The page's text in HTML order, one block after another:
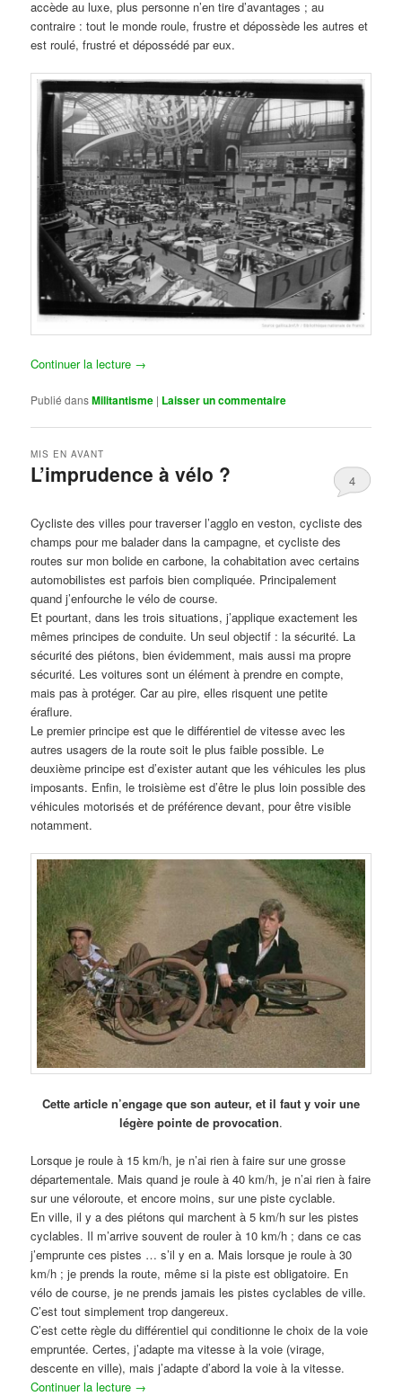
accède au luxe, plus personne n’en tire d’avantages ; au
contraire : tout le monde roule, frustre et dépossède les autres et
est roulé, frustré et dépossédé par eux.
Continuer la lecture →
Publié dansMilitantisme | Laisser un commentaire
L’imprudence à vélo ?
MIS EN AVANT
4
Cycliste des villes pour traverser l’agglo en veston, cycliste des
champs pour me balader dans la campagne, et cycliste des
routes sur mon bolide en carbone, la cohabitation avec certains
automobilistes est parfois bien compliquée. Principalement
quand j’enfourche le vélo de course.
Et pourtant, dans les trois situations, j’applique exactement les
mêmes principes de conduite. Un seul objectif : la sécurité. La
sécurité des piétons, bien évidemment, mais aussi ma propre
sécurité. Les voitures sont un élément à prendre en compte,
mais pas à protéger. Car au pire, elles risquent une petite
éraflure.
Le premier principe est que le différentiel de vitesse avec les
autres usagers de la route soit le plus faible possible. Le
deuxième principe est d’exister autant que les véhicules les plus
imposants. Enfin, le troisième est d’être le plus loin possible des
véhicules motorisés et de préférence devant, pour être visible
notamment.
Cette article n’engage que son auteur, et il faut y voir une
légère pointe de provocation.
Lorsque je roule à 15 km/h, je n’ai rien à faire sur une grosse
départementale. Mais quand je roule à 40 km/h, je n’ai rien à faire
sur une véloroute, et encore moins, sur une piste cyclable.
En ville, il y a des piétons qui marchent à 5 km/h sur les pistes
cyclables. Il m’arrive souvent de rouler à 10 km/h ; dans ce cas
j’emprunte ces pistes … s’il y en a. Mais lorsque je roule à 30
km/h ; je prends la route, même si la piste est obligatoire. En
vélo de course, je ne prends jamais les pistes cyclables de ville.
C’est tout simplement trop dangereux.
C’est cette règle du différentiel qui conditionne le choix de la voie
empruntée. Certes, j’adapte ma vitesse à la voie (virage,
descente en ville), mais j’adapte d’abord la voie à la vitesse.
Continuer la lecture →